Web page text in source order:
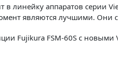
в линейку аппаратов серии
являются лучшими. Они
Fujikura FSM-60S с